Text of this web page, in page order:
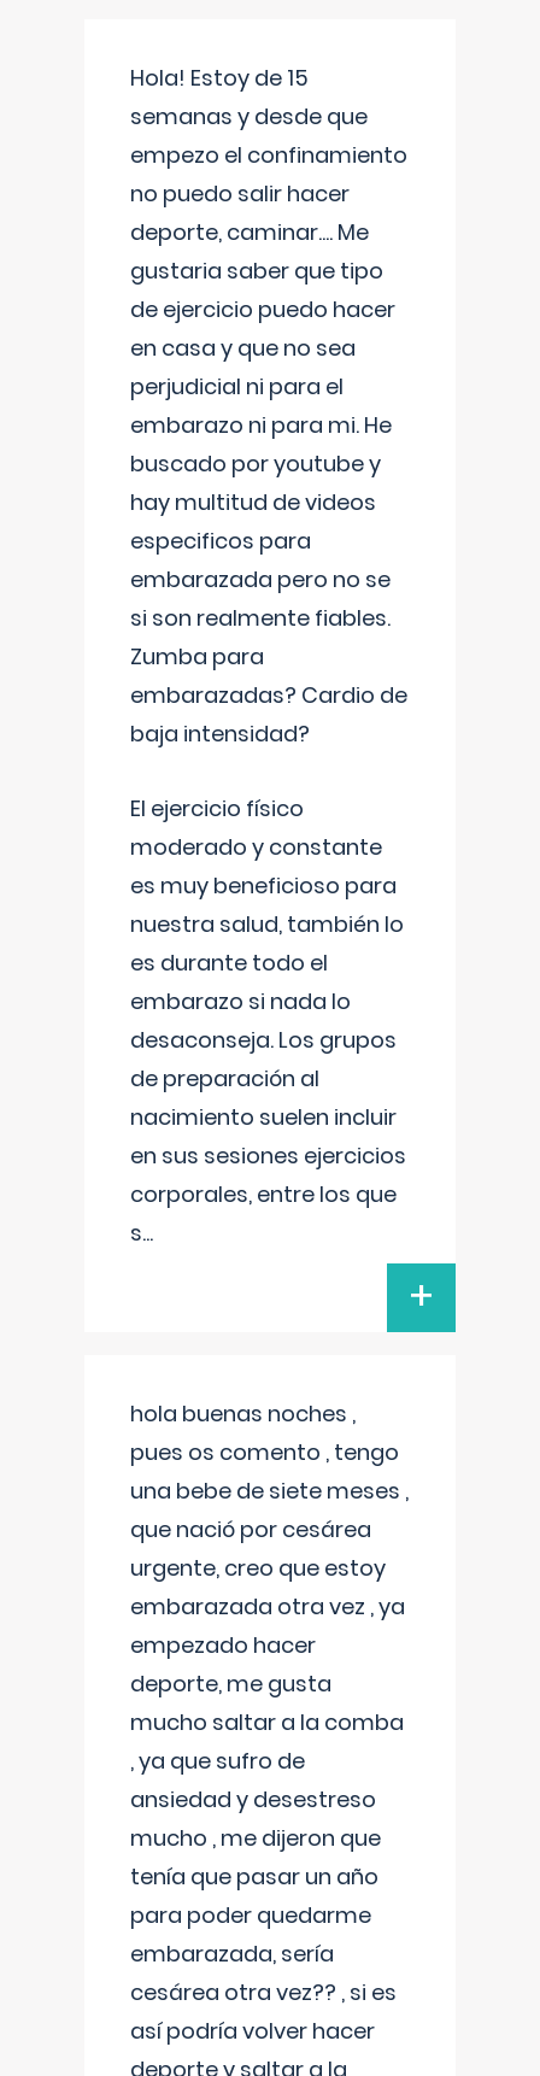
Hola! Estoy de 15
semanas y desde que
empezo el confinamiento
no puedo salir hacer
deporte, caminar.... Me
gustaria saber que tipo
de ejercicio puedo hacer
en casa y que no sea
perjudicial ni para el
embarazo ni para mi. He
buscado por youtube y
hay multitud de videos
especificos para
embarazada pero no se
si son realmente fiables.
Zumba para
embarazadas? Cardio de
baja intensidad?
El ejercicio físico
moderado y constante
es muy beneficioso para
nuestra salud, también lo
es durante todo el
embarazo si nada lo
desaconseja. Los grupos
de preparación al
nacimiento suelen incluir
en sus sesiones ejercicios
corporales, entre los que
s...
+
hola buenas noches ,
pues os comento , tengo
una bebe de siete meses ,
que nació por cesárea
urgente, creo que estoy
embarazada otra vez , ya
empezado hacer
deporte, me gusta
mucho saltar a la comba
, ya que sufro de
ansiedad y desestreso
mucho , me dijeron que
tenía que pasar un año
para poder quedarme
embarazada, sería
cesárea otra vez?? , si es
así podría volver hacer
deporte y saltar a la